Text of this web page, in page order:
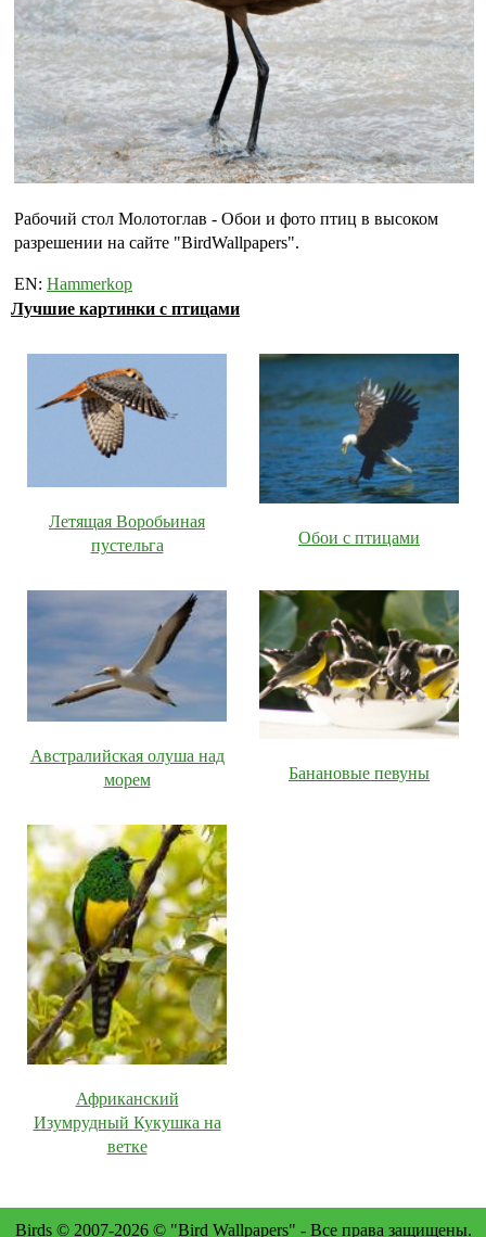
Рабочий стол Молотоглав - Обои и фото птиц в высоком
разрешении на сайте "BirdWallpapers".
EN: Hammerkop
Лучшие картинки с птицами
Летящая Воробьиная
пустельга
Обои с птицами
Австралийская олуша над
морем
Банановые певуны
Африканский
Изумрудный Кукушка на
ветке
Birds © 2007-2026 © "Bird Wallpapers" - Все права защищены.